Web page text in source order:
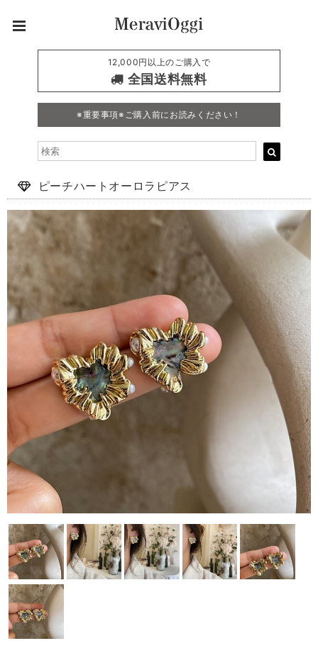
12,000円以上のご購入で
全国送料無料
※重要事項※ご購入前にお読みください！
ピーチハートオーロラピアス